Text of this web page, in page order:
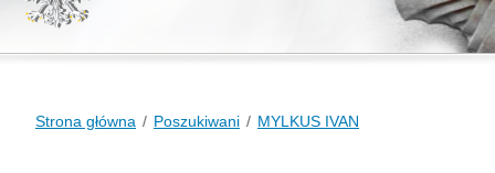
Strona główna Poszukiwani MYLKUS IVAN